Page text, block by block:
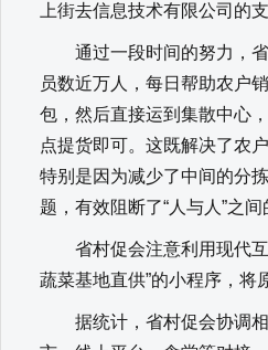
上街去信息技术有限公司的
通过一段时间的努力，省
员数近万人，每日帮助农户
包，然后直接运到集散中心
点提货即可。这既解决了农
特别是因为减少了中间的分
题，有效阻断了“人与人”之间
省村促会注意利用现代互
蔬菜基地直供”的小程序，将
据统计，省村促会协调相